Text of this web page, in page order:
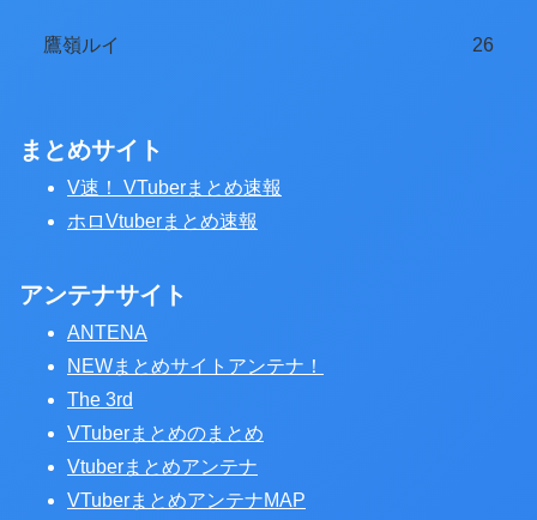
鷹嶺ルイ 26
まとめサイト
V速！ VTuberまとめ速報
ホロVtuberまとめ速報
アンテナサイト
ANTENA
NEWまとめサイトアンテナ！
The 3rd
VTuberまとめのまとめ
Vtuberまとめアンテナ
VTuberまとめアンテナMAP